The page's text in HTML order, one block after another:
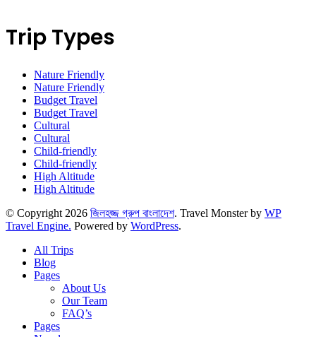
Trip Types
Nature Friendly
Nature Friendly
Budget Travel
Budget Travel
Cultural
Cultural
Child-friendly
Child-friendly
High Altitude
High Altitude
© Copyright 2026 জিলহজ্জ গ্রুপ বাংলাদেশ. Travel Monster by WP
Travel Engine. Powered by WordPress.
All Trips
Blog
Pages
About Us
Our Team
FAQ’s
Pages